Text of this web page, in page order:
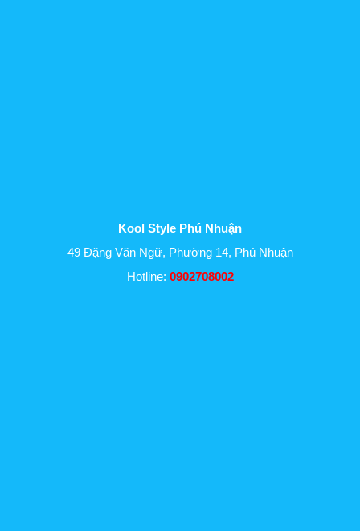
Kool Style Phú Nhuận
49 Đặng Văn Ngữ, Phường 14, Phú Nhuận
Hotline: 0902708002